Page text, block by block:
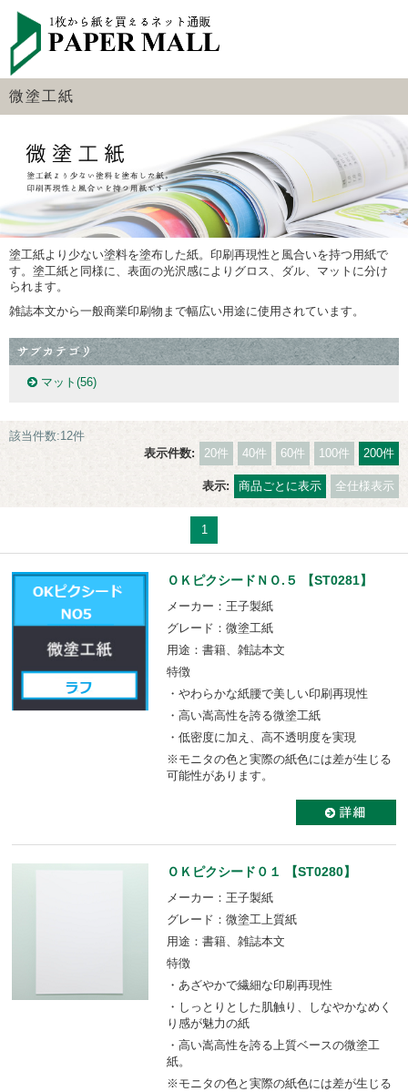
微塗工紙
塗工紙より少ない塗料を塗布した紙。印刷再現性と風合いを持つ用紙で
す。 塗工紙と同様に、表面の光沢感によりグロス、ダル、マットに分け
られます。
雑誌本文から一般商業印刷物まで幅広い用途に使用されています。
マット (56)
該当件数:12件
表示件数:
20件 40件 60件 100件 200件
表示: 商品ごとに表示 全仕様表示
1
ＯＫピクシードＮＯ.５ 【ST0281】
メーカー：王子製紙
グレード：微塗工紙
用途：書籍、雑誌本文
特徴
・やわらかな紙腰で美しい印刷再現性
・高い嵩高性を誇る微塗工紙
・低密度に加え、高不透明度を実現
※モニタの色と実際の紙色には差が生じる
可能性があります。
ＯＫピクシード０１ 【ST0280】
メーカー：王子製紙
グレード：微塗工上質紙
用途：書籍、雑誌本文
特徴
・あざやかで繊細な印刷再現性
・しっとりとした肌触り、しなやかなめく
り感が魅力の紙
・高い嵩高性を誇る上質ベースの微塗工
紙。
※モニタの色と実際の紙色には差が生じる